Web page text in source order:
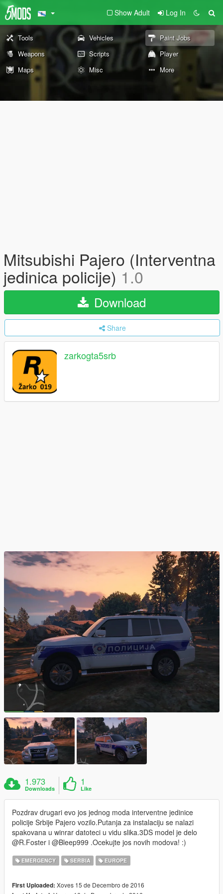
Show Adult Log In
Tools Vehicles
Paint Jobs
Weapons
Scripts
Player
Maps
Misc More
Mitsubishi Pajero (Interventna
jedinica policije) 1.0
Download
Share
zarkogta5srb
1.973
Downloads
1
Like
Pozdrav drugari evo jos jednog moda interventne jedinice
policije Srbije Pajero vozilo.Putanja za instalaciju se nalazi
spakovana u winrar datoteci u vidu slika.3DS model je delo
@R.Foster i @Bleep999 .Ocekujte jos novih modova! :)
EMERGENCY SERBIA EUROPE
First Uploaded: Xoves 15 de Decembro de 2016